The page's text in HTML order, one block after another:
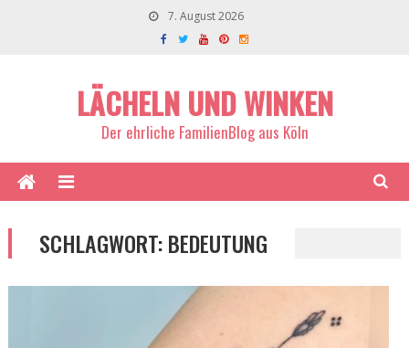
7. August 2026
LÄCHELN UND WINKEN
Der ehrliche FamilienBlog aus Köln
SCHLAGWORT:BEDEUTUNG